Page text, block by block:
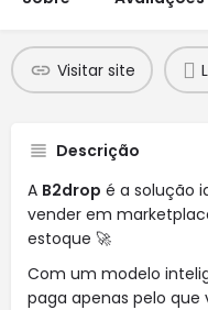
Visitar site
Descrição
A B2drop é a solução
vender em
estoque 🚀
Com um modelo
paga apenas pelo